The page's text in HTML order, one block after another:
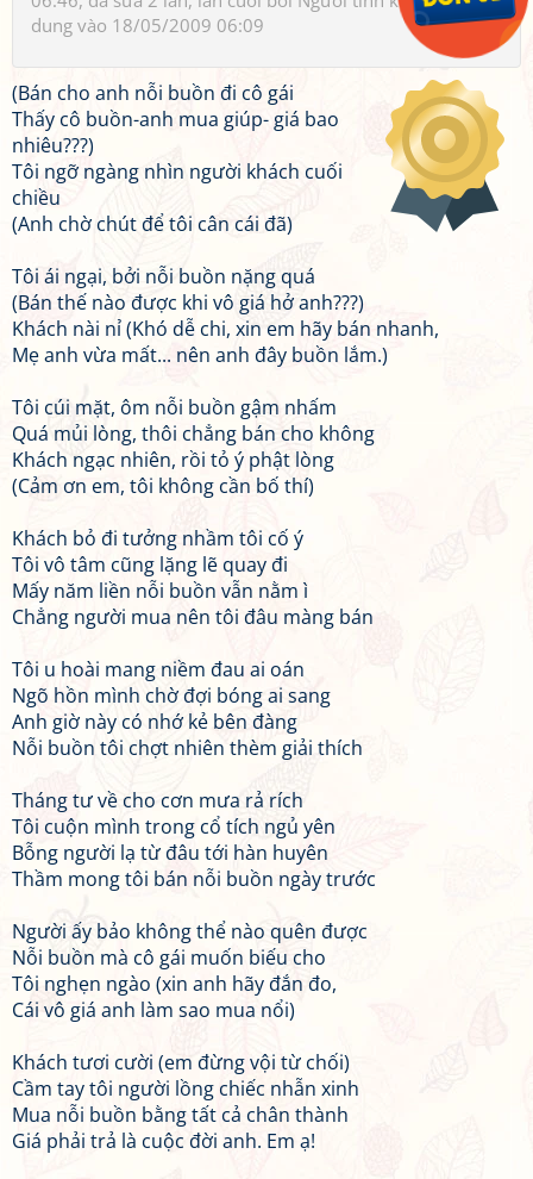
dung vào 18/05/2009 06:09
(Bán cho anh nỗi buồn đi cô gái
Thấy cô buồn-anh mua giúp- giá bao
nhiêu???)
Tôi ngỡ ngàng nhìn người khách cuối
chiều
(Anh chờ chút để tôi cân cái đã)
Tôi ái ngại, bởi nỗi buồn nặng quá
(Bán thế nào được khi vô giá hở anh???)
Khách nài nỉ (Khó dễ chi, xin em hãy bán nhanh,
Mẹ anh vừa mất... nên anh đây buồn lắm.)
Tôi cúi mặt, ôm nỗi buồn gậm nhấm
Quá mủi lòng, thôi chẳng bán cho không
Khách ngạc nhiên, rồi tỏ ý phật lòng
(Cảm ơn em, tôi không cần bố thí)
Khách bỏ đi tưởng nhầm tôi cố ý
Tôi vô tâm cũng lặng lẽ quay đi
Mấy năm liền nỗi buồn vẫn nằm ì
Chẳng người mua nên tôi đâu màng bán
Tôi u hoài mang niềm đau ai oán
Ngõ hồn mình chờ đợi bóng ai sang
Anh giờ này có nhớ kẻ bên đàng
Nỗi buồn tôi chợt nhiên thèm giải thích
Tháng tư về cho cơn mưa rả rích
Tôi cuộn mình trong cổ tích ngủ yên
Bỗng người lạ từ đâu tới hàn huyên
Thầm mong tôi bán nỗi buồn ngày trước
Người ấy bảo không thể nào quên được
Nỗi buồn mà cô gái muốn biếu cho
Tôi nghẹn ngào (xin anh hãy đắn đo,
Cái vô giá anh làm sao mua nổi)
Khách tươi cười (em đừng vội từ chối)
Cầm tay tôi người lồng chiếc nhẫn xinh
Mua nỗi buồn bằng tất cả chân thành
Giá phải trả là cuộc đời anh. Em ạ!